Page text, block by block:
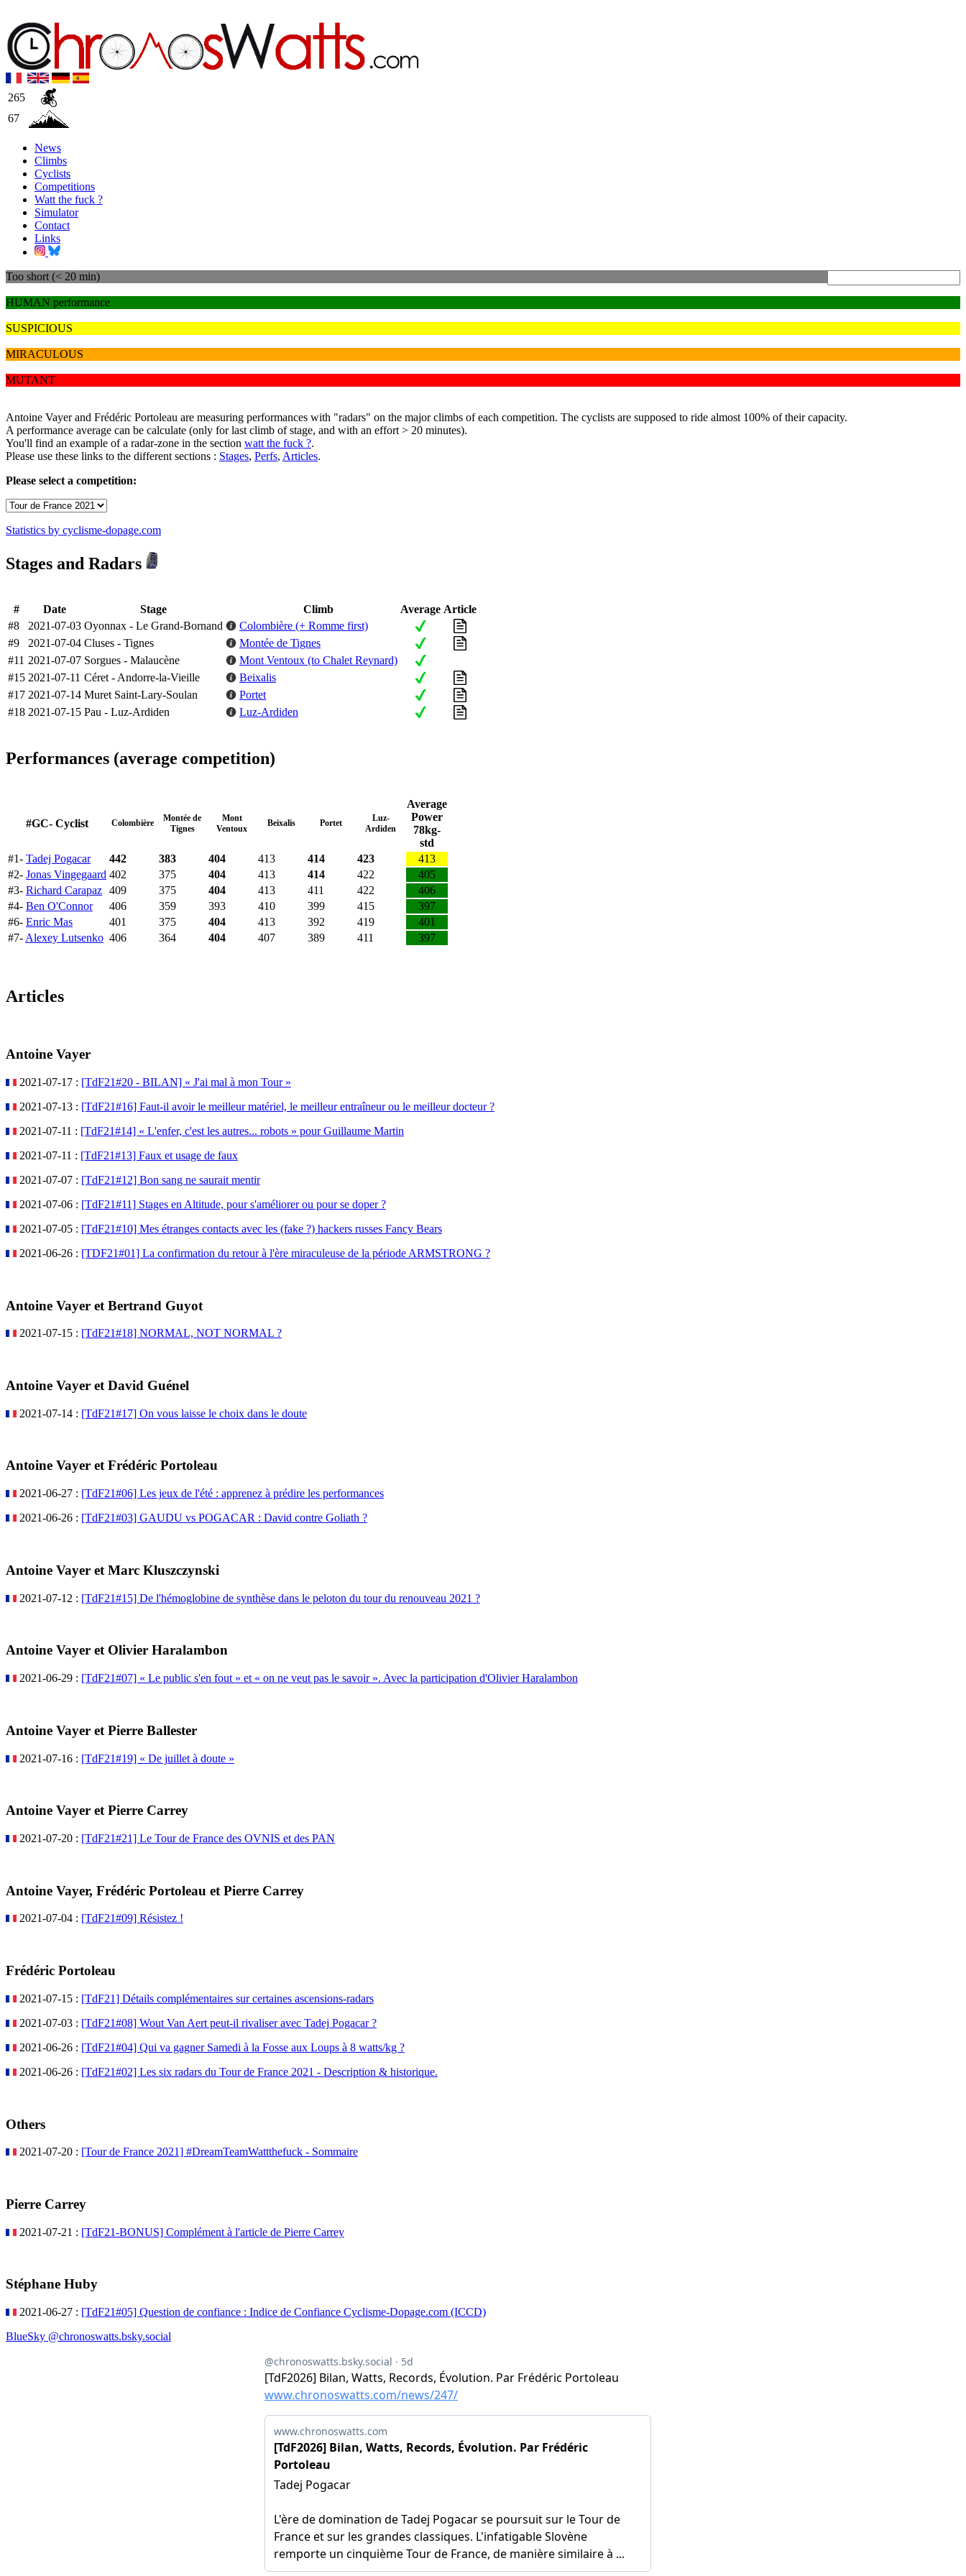
265
67
News
Climbs
Cyclists
Competitions
Watt the fuck ?
Simulator
Contact
Links
Too short (< 20 min)
HUMAN performance
SUSPICIOUS
MIRACULOUS
MUTANT
Antoine Vayer and Frédéric Portoleau are measuring performances with "radars" on the major climbs of each competition. The cyclists are supposed to ride almost 100% of their capacity.
A performance average can be calculate (only for last climb of stage, and with an effort > 20 minutes).
You'll find an example of a radar-zone in the section watt the fuck ?.
Please use these links to the different sections : Stages, Perfs, Articles.
Please select a competition:
Statistics by cyclisme-dopage.com
Stages and Radars
# Date Stage Climb Average Article
#8
2021-07-03 Oyonnax - Le Grand-Bornand
Colombière (+ Romme first)
#9
2021-07-04 Cluses - Tignes
Montée de Tignes
#11 2021-07-07 Sorgues - Malaucène
Mont Ventoux (to Chalet Reynard)
#15 2021-07-11 Céret - Andorre-la-Vieille
Beixalis
#17 2021-07-14 Muret Saint-Lary-Soulan
Portet
#18 2021-07-15 Pau - Luz-Ardiden Luz-Ardiden
Performances (average competition)
#GC- Cyclist Colombière
Montée de
Tignes
Mont
Ventoux
Beixalis Portet
Luz-
Ardiden
Average
Power
78kg-
std
#1- Tadej Pogacar 442 383 404 413 414 423
413
#2- Jonas Vingegaard 402 375 404 413 414 422
405
#3- Richard Carapaz 409 375 404 413 411 422
406
#4- Ben O'Connor 406 359 393 410 399 415
397
#6- Enric Mas 401 375 404 413 392 419
401
#7- Alexey Lutsenko 406 364 404 407 389 411 397
Articles
Antoine Vayer
2021-07-17 : [TdF21#20 - BILAN] « J'ai mal à mon Tour »
2021-07-13 : [TdF21#16] Faut-il avoir le meilleur matériel, le meilleur entraîneur ou le meilleur docteur ?
2021-07-11 : [TdF21#14] « L'enfer, c'est les autres... robots » pour Guillaume Martin
2021-07-11 : [TdF21#13] Faux et usage de faux
2021-07-07 : [TdF21#12] Bon sang ne saurait mentir
2021-07-06 : [TdF21#11] Stages en Altitude, pour s'améliorer ou pour se doper ?
2021-07-05 : [TdF21#10] Mes étranges contacts avec les (fake ?) hackers russes Fancy Bears
2021-06-26 : [TDF21#01] La confirmation du retour à l'ère miraculeuse de la période ARMSTRONG ?
Antoine Vayer et Bertrand Guyot
2021-07-15 : [TdF21#18] NORMAL, NOT NORMAL ?
Antoine Vayer et David Guénel
2021-07-14 : [TdF21#17] On vous laisse le choix dans le doute
Antoine Vayer et Frédéric Portoleau
2021-06-27 : [TdF21#06] Les jeux de l'été : apprenez à prédire les performances
2021-06-26 : [TdF21#03] GAUDU vs POGACAR : David contre Goliath ?
Antoine Vayer et Marc Kluszczynski
2021-07-12 : [TdF21#15] De l'hémoglobine de synthèse dans le peloton du tour du renouveau 2021 ?
Antoine Vayer et Olivier Haralambon
2021-06-29 : [TdF21#07] « Le public s'en fout » et « on ne veut pas le savoir ». Avec la participation d'Olivier Haralambon
Antoine Vayer et Pierre Ballester
2021-07-16 : [TdF21#19] « De juillet à doute »
Antoine Vayer et Pierre Carrey
2021-07-20 : [TdF21#21] Le Tour de France des OVNIS et des PAN
Antoine Vayer, Frédéric Portoleau et Pierre Carrey
2021-07-04 : [TdF21#09] Résistez !
Frédéric Portoleau
2021-07-15 : [TdF21] Détails complémentaires sur certaines ascensions-radars
2021-07-03 : [TdF21#08] Wout Van Aert peut-il rivaliser avec Tadej Pogacar ?
2021-06-26 : [TdF21#04] Qui va gagner Samedi à la Fosse aux Loups à 8 watts/kg ?
2021-06-26 : [TdF21#02] Les six radars du Tour de France 2021 - Description & historique.
Others
2021-07-20 : [Tour de France 2021] #DreamTeamWattthefuck - Sommaire
Pierre Carrey
2021-07-21 : [TdF21-BONUS] Complément à l'article de Pierre Carrey
Stéphane Huby
2021-06-27 : [TdF21#05] Question de confiance : Indice de Confiance Cyclisme-Dopage.com (ICCD)
BlueSky @chronoswatts.bsky.social